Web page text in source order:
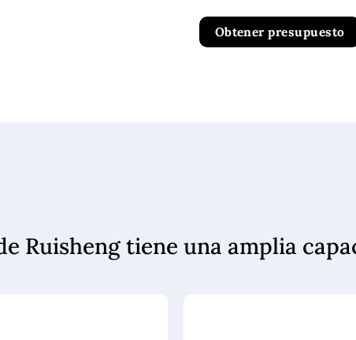
Obtener presupuesto
Ruisheng tiene una amplia